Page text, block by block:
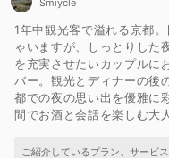
Smiycle
1年中観光客で溢れる京都
ゃいますが、しっとりした
を充実させたいカップルに
バー。観光とディナーの後
都での夜の思い出を優雅に
間でお酒と会話を楽しむ大